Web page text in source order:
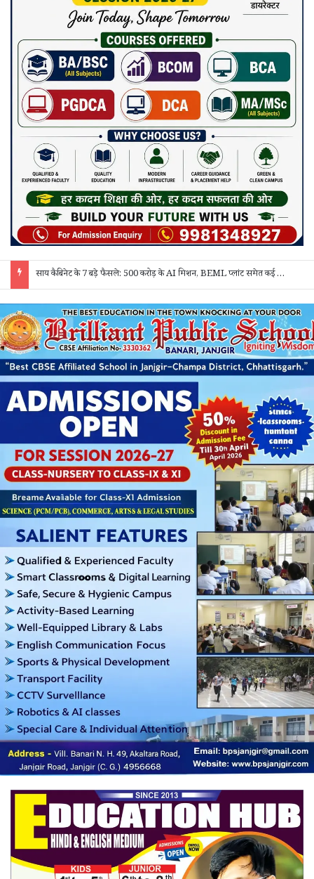
साय कैबिनेट के 7 बड़े फैसले: 500 करोड़ के AI मिशन, BEML प्लांट समेत कई अहम प्रस्तावों को मंजूरी